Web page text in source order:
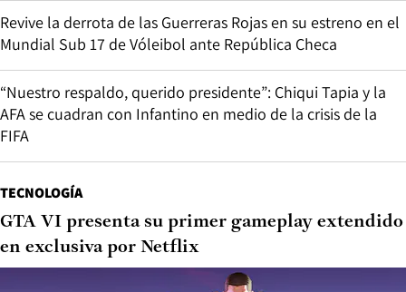
Revive la derrota de las Guerreras Rojas en su estreno en el
Mundial Sub 17 de Vóleibol ante República Checa
“Nuestro respaldo, querido presidente”: Chiqui Tapia y la
AFA se cuadran con Infantino en medio de la crisis de la
FIFA
TECNOLOGÍA
GTA VI presenta su primer gameplay extendido
en exclusiva por Netflix